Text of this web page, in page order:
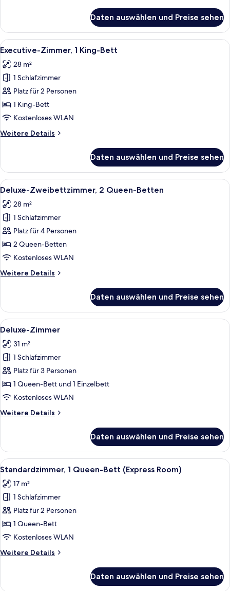
Suite
Daten auswählen und Preise sehen
Alle
Fotos
für
Executive-
Zimmer,
1 King-
Bett
Ein Hotelzimmer mit einem großen
6
Executive-Zimmer, 1 King-Bett
28 m²
1 Schlafzimmer
Platz für 2 Personen
1 King-Bett
Kostenloses WLAN
Weitere Details
Weitere
Zimmer,
1 King-
Bett
Daten auswählen und Preise sehen
Alle
Fotos
für
Deluxe-
Zweibettzimmer,
2 Queen-
Betten
Ein Hotelzimmer mit zwei Betten,
6
Deluxe-Zweibettzimmer, 2 Queen-Betten
28 m²
1 Schlafzimmer
Platz für 4 Personen
2 Queen-Betten
Kostenloses WLAN
Weitere Details
Weitere
Zweibettzimmer,
2 Queen-
Betten
Daten auswählen und Preise sehen
Alle
Fotos
für
Deluxe-
Zimmer
anzeigen
Ein Hotelzimmer mit zwei Betten,
5
Deluxe-Zimmer
31 m²
1 Schlafzimmer
Platz für 3 Personen
1 Queen-Bett und 1 Einzelbett
Kostenloses WLAN
Weitere Details
Weitere
Zimmer
Daten auswählen und Preise sehen
Alle
Fotos
für
Standardzimmer,
1
Queen-
Bett
Room)
Ein Hotelzimmer mit Bett, Sessel,
4
Standardzimmer, 1 Queen-Bett (Express Room)
17 m²
1 Schlafzimmer
Platz für 2 Personen
1 Queen-Bett
Kostenloses WLAN
Weitere Details
Weitere
1
Daten auswählen und Preise sehen